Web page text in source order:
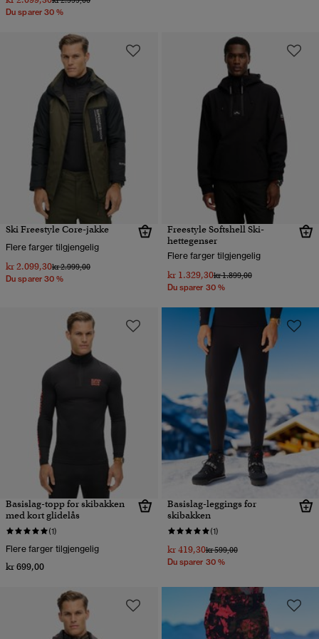
Du sparer 30 %
Ski Freestyle Core-jakke
Flere farger tilgjengelig
kr 2.099,30Pris nedsatt fra
kr 2.999,00til
Du sparer 30 %
Freestyle Softshell Ski-
hettegenser
Flere farger tilgjengelig
kr 1.329,30Pris nedsatt fra
kr 1.899,00til
Du sparer 30 %
Basislag-topp for skibakken
med kort glidelås
(1)
Flere farger tilgjengelig
kr 699,00
Basislag-leggings for
skibakken
(1)
kr 419,30Pris nedsatt fra
kr 599,00til
Du sparer 30 %